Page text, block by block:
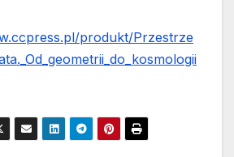
produkt/Przestrze